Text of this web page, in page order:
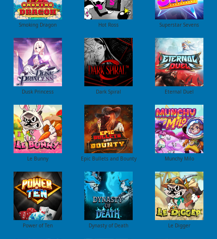
Smoking Dragon Hot Ross Superstar Sevens
Dusk Princess Dark Spiral Eternal Duel
Le Bunny Epic Bullets and Bounty Munchy Milo
Power of Ten Dynasty of Death Le Digger